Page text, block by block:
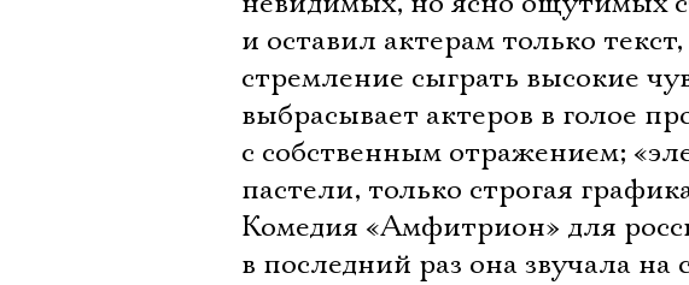
и оставил актерам только
стремление сыграть высокие
выбрасывает актеров в голое
с собственным отражением;
пастели, только строгая
Комедия «Амфитрион» для
в последний раз она звучала на